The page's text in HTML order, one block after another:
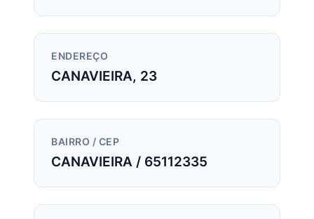
ENDEREÇO
CANAVIEIRA, 23
BAIRRO / CEP
CANAVIEIRA / 65112335